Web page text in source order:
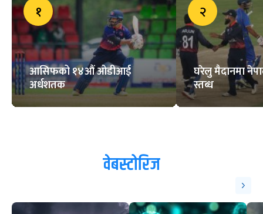
१
आसिफको १४औं ओडीआई
अर्धशतक
२
घरेलु मैदानमा
स्तब्ध
वेबस्टोरिज